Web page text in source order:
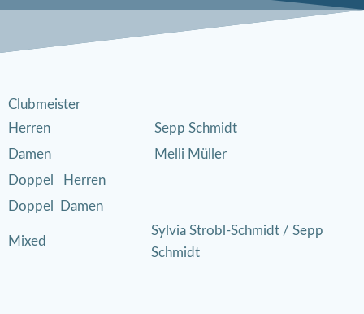
Clubmeister
Herren
Sepp Schmidt
Damen
Melli Müller
Doppel Herren
Doppel Damen
Mixed
Sylvia Strobl-Schmidt / Sepp
Schmidt